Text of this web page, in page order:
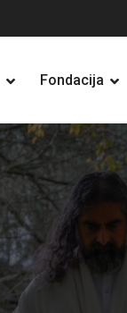
Fondacija